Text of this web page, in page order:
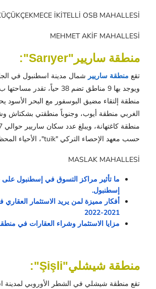
İKİTELLİ OSB MAHALLESİ
MEHMET AKİF MAHALLESİ
منطقة ساريير"Sarıyer":
تقع منطقة ساريير شمال مدينة اسطنبول في
منطقة إلتقاء مضيق البوسفور مع البحر الأسود
الغربي منطقة أيوب، وجنوباً منطقتي بشكتاش
حسب معهد الإحصاء التركي "tuik"، الأحياء المحظورة في المنطقة:
MASLAK MAHALLESİ
ما تأثير مراكز التسوق في إسطنبول
إسطنبول.
أفكار مميزة لمن يريد الاستثمار العقاري
2021-2022
مزايا الاستثمار وشراء العقارات في
منطقة شيشلي"Şişli":
تقع منطقة شيشلي في الشطر الأوروبي لمدينة